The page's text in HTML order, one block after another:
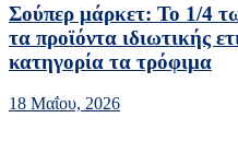
Σούπερ μάρκετ: Το 1/4
τα προϊόντα ιδιωτικής
κατηγορία τα τρόφιμα
18 Μαΐου, 2026